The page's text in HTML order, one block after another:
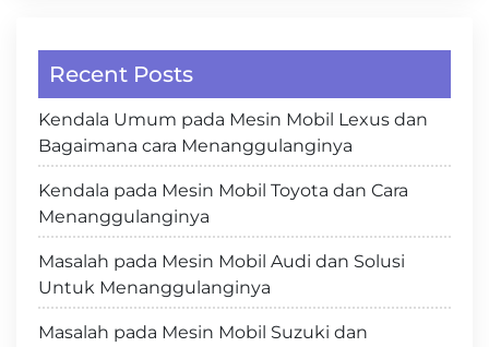
Recent Posts
Kendala Umum pada Mesin Mobil Lexus dan
Bagaimana cara Menanggulanginya
Kendala pada Mesin Mobil Toyota dan Cara
Menanggulanginya
Masalah pada Mesin Mobil Audi dan Solusi
Untuk Menanggulanginya
Masalah pada Mesin Mobil Suzuki dan